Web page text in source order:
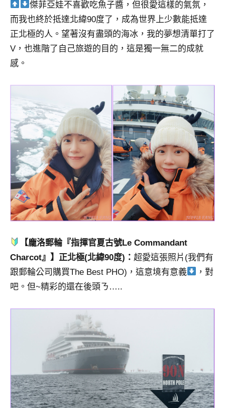
傑菲亞娃不喜歡吃魚子醬，但很愛這樣的氣氛，
而我也終於抵達北緯90度了，成為世界上少數能抵達
正北極的人。望著沒有盡頭的海冰，我的夢想清單打了
V，也進階了自己旅遊的目的，這是獨一無二的成就
感。
【龐洛郵輪『指揮官夏古號Le Commandant
Charcot』】正北極(北緯90度)： 超愛這張照片(我們有
跟郵輪公司購買The Best PHO)，這意境有意義
，對
吧。但~精彩的還在後頭ㄋ…..